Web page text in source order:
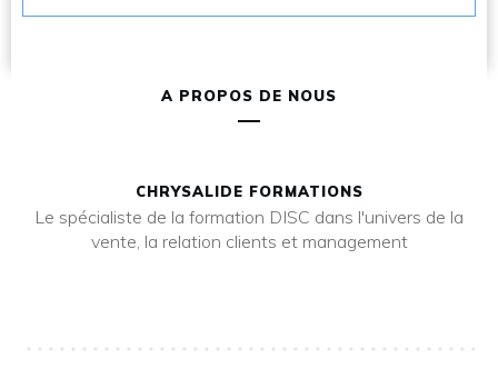
A PROPOS DE NOUS
CHRYSALIDE FORMATIONS
Le spécialiste de la formation DISC dans l'univers de la
vente, la relation clients et management